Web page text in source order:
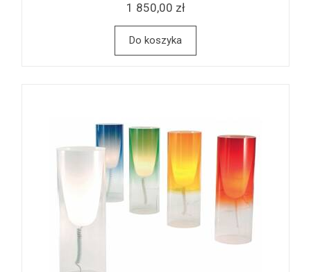
1 850,00 zł
Do koszyka